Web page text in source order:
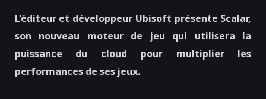
L’éditeur et développeur Ubisoft présente Scalar,
son nouveau moteur de jeu qui utilisera la
puissance du cloud pour multiplier les
performances de ses jeux.